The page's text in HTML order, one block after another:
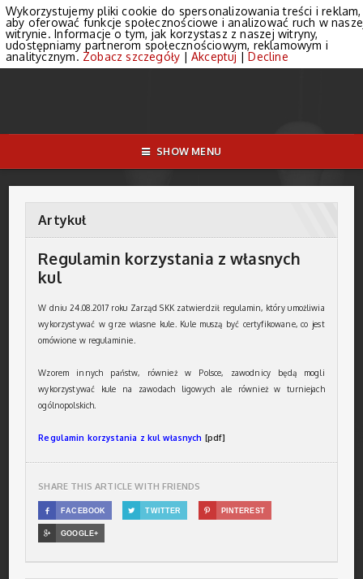
SHOW MENU
Artykuł
Regulamin korzystania z własnych
kul
W dniu 24.08.2017 roku Zarząd SKK zatwierdził regulamin, który umożliwia
wykorzystywać w grze własne kule. Kule muszą być certyfikowane, co jest
omówione w regulaminie.
Wzorem innych państw, również w Polsce, zawodnicy będą mogli
wykorzystywać kule na zawodach ligowych ale również w turniejach
ogólnopolskich.
Regulamin korzystania z kul własnych [pdf]
SHARE THIS ARTICLE WITH FRIENDS
 FACEBOOK  TWITTER  PINTEREST
 GOOGLE+
Wykorzystujemy pliki cookie do spersonalizowania treści i reklam,
aby oferować funkcje społecznościowe i analizować ruch w
witrynie. Informacje o tym, jak korzystasz z naszej witryny,
udostępniamy partnerom społecznościowym, reklamowym i
analitycznym. Zobacz szczegóły | Akceptuj |Decline